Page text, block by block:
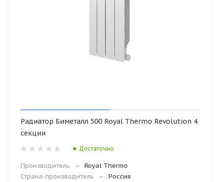
Радиатор Биметалл 500 Royal Thermo Revolution 4
секции
Достаточно
Производитель —
Royal Thermo
Страна-производитель
—
Россия